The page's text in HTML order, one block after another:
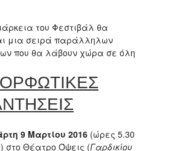
του Φεστιβάλ θα
μια σειρά παράλληλων
που θα λάβουν χώρα σε όλη
9 Μαρτίου 2016 (ώρες 5.30
στο Θέατρο Όψεις (Γαρδικίου